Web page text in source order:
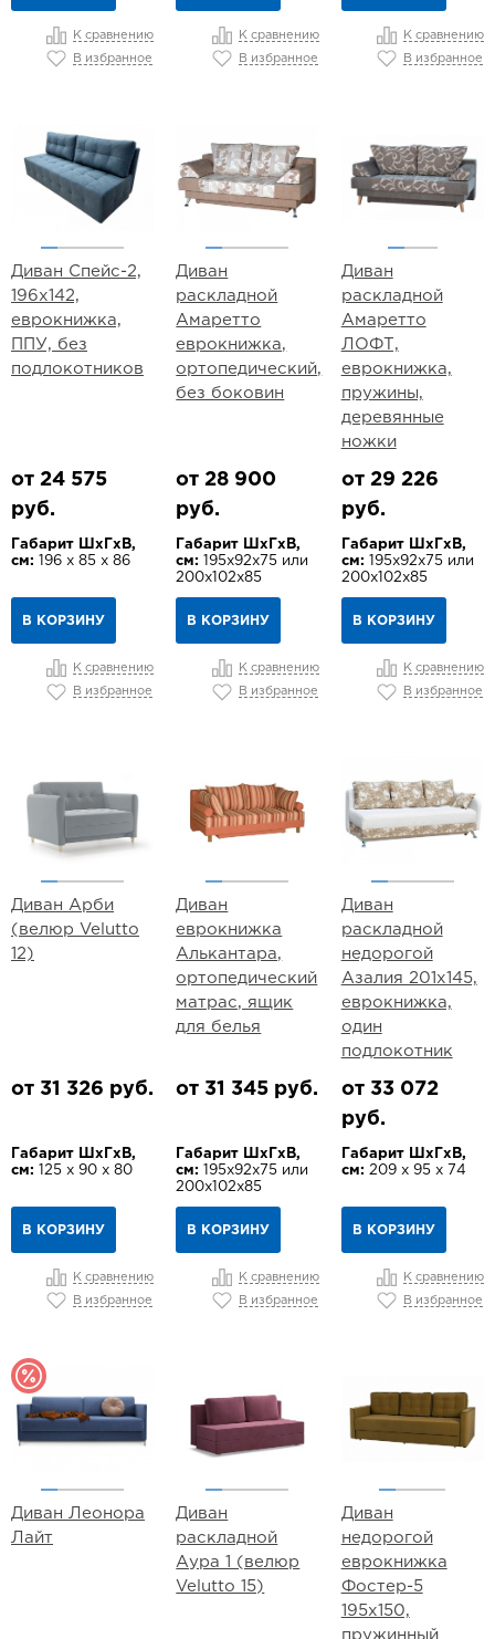
К сравнению
В избранное
К сравнению
В избранное
К сравнению
В избранное
Диван Спейс-2,
196х142,
еврокнижка,
ППУ, без
подлокотников
от 24 575
руб.
Габарит ШхГхВ,
см: 196 х 85 х 86
В КОРЗИНУ
К сравнению
В избранное
Диван
раскладной
Амаретто
еврокнижка,
ортопедический,
без боковин
от 28 900
руб.
Габарит ШхГхВ,
см:
195х92х75 или
200х102х85
В КОРЗИНУ
К сравнению
В избранное
Диван
раскладной
Амаретто
ЛОФТ,
еврокнижка,
пружины,
деревянные
ножки
от 29 226
руб.
Габарит ШхГхВ,
см: 195х92х75 или
200х102х85
В КОРЗИНУ
К сравнению
В избранное
Диван Арби
(велюр Velutto
12)
от 31 326 руб.
Габарит ШхГхВ,
см: 125 х 90 х 80
В КОРЗИНУ
К сравнению
В избранное
Диван
еврокнижка
Алькантара,
ортопедический
матрас, ящик
для белья
от 31 345 руб.
Габарит ШхГхВ,
см:
195х92х75 или
200х102х85
В КОРЗИНУ
К сравнению
В избранное
Диван
раскладной
недорогой
Азалия 201х145,
еврокнижка,
один
подлокотник
от 33 072
руб.
Габарит ШхГхВ,
см: 209 х 95 х 74
В КОРЗИНУ
К сравнению
В избранное
Диван Леонора
Лайт
Диван
раскладной
Аура 1 (велюр
Velutto 15)
Диван
недорогой
еврокнижка
Фостер-5
195х150,
пружинный